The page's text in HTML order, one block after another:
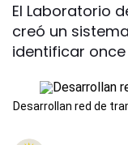
El Laboratorio
creó un
identificar
Desarrollan red de